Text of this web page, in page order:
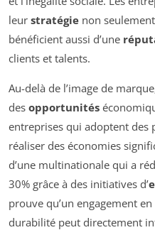
leur stratégie non
bénéficient aussi d’une
clients et talents.
Au-delà de l’image de
des opportunités
entreprises qui adoptent des
réaliser des économies
d’une multinationale qui a
30% grâce à des initiatives d’
prouve qu’un engagement
durabilité peut directement